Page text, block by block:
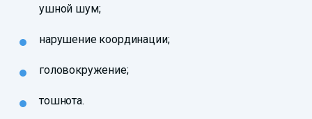
ушной шум;
нарушение координации;
головокружение;
тошнота.